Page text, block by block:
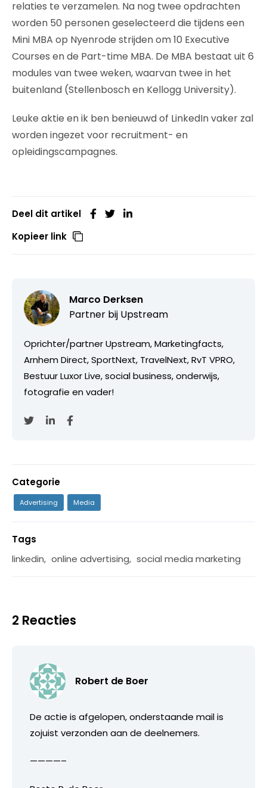
relaties te verzamelen. Na nog twee opdrachten
worden 50 personen geselecteerd die tijdens een
Mini MBA op Nyenrode strijden om 10 Executive
Courses en de Part-time MBA. De MBA bestaat uit 6
modules van twee weken, waarvan twee in het
buitenland (Stellenbosch en Kellogg University).
Leuke aktie en ik ben benieuwd of LinkedIn vaker zal
worden ingezet voor recruitment- en
opleidingscampagnes.
Deel dit artikel
Kopieer link
Marco Derksen
Partner bij Upstream
Oprichter/partner Upstream, Marketingfacts,
Arnhem Direct, SportNext, TravelNext, RvT VPRO,
Bestuur Luxor Live, social business, onderwijs,
fotografie en vader!
Categorie
Advertising Media
Tags
linkedin, online advertising, social media marketing
2 Reacties
Robert de Boer
De actie is afgelopen, onderstaande mail is
zojuist verzonden aan de deelnemers.
————–